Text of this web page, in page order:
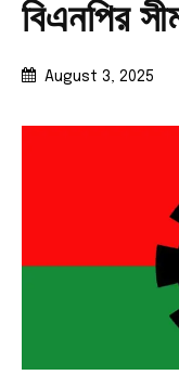
বিএনপির
August 3, 2025